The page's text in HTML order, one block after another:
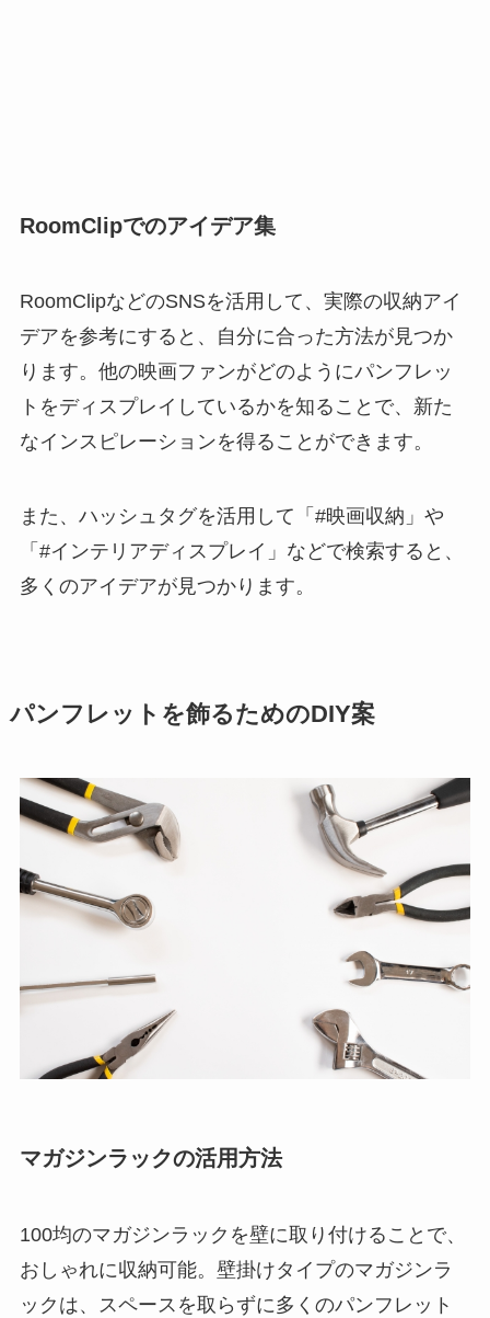
RoomClipでのアイデア集
RoomClipなどのSNSを活用して、実際の収納アイ
デアを参考にすると、自分に合った方法が見つか
ります。他の映画ファンがどのようにパンフレッ
トをディスプレイしているかを知ることで、新た
なインスピレーションを得ることができます。
また、ハッシュタグを活用して「#映画収納」や
「#インテリアディスプレイ」などで検索すると、
多くのアイデアが見つかります。
パンフレットを飾るためのDIY案
マガジンラックの活用方法
100均のマガジンラックを壁に取り付けることで、
おしゃれに収納可能。壁掛けタイプのマガジンラ
ックは、スペースを取らずに多くのパンフレット